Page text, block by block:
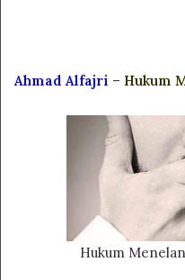
Ahmad Alfajri – Hukum
Hukum